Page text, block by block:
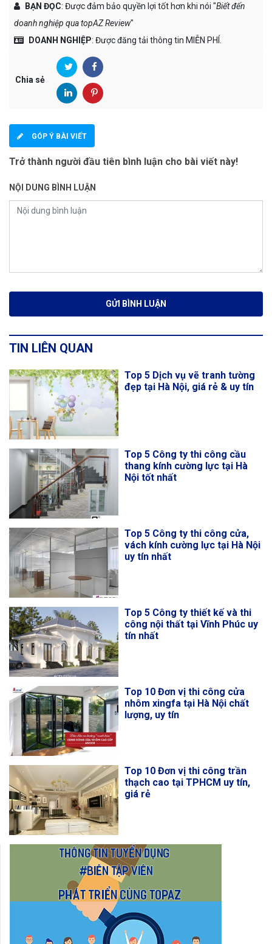
BẠN ĐỌC: Được đảm bảo quyền lợi tốt hơn khi nói "Biết đến
doanh nghiệp qua topAZ Review"
DOANH NGHIỆP: Được đăng tải thông tin MIỄN PHÍ.
Chia sẻ
GÓP Ý BÀI VIẾT
Trở thành người đầu tiên bình luận cho bài viết này!
NỘI DUNG BÌNH LUẬN
TIN LIÊN QUAN
Top 5 Dịch vụ vẽ tranh tường
đẹp tại Hà Nội, giá rẻ & uy tín
Top 5 Công ty thi công cầu
thang kính cường lực tại Hà
Nội tốt nhất
Top 5 Công ty thi công cửa,
vách kính cường lực tại Hà Nội
uy tín nhất
Top 5 Công ty thiết kế và thi
công nội thất tại Vĩnh Phúc uy
tín nhất
Top 10 Đơn vị thi công cửa
nhôm xingfa tại Hà Nội chất
lượng, uy tín
Top 10 Đơn vị thi công trần
thạch cao tại TPHCM uy tín,
giá rẻ